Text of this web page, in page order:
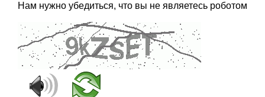
Нам нужно убедиться, что вы не являетесь роботом